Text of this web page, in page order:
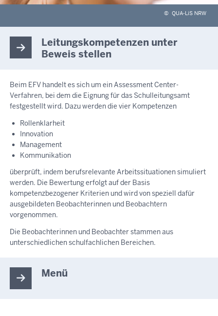
© QUA-LiS NRW
Leitungskompetenzen unter
Beweis stellen
Beim EFV handelt es sich um ein Assessment Center-
Verfahren, bei dem die Eignung für das Schulleitungsamt
festgestellt wird. Dazu werden die vier Kompetenzen
Rollenklarheit
Innovation
Management
Kommunikation
überprüft, indem berufsrelevante Arbeitssituationen simuliert
werden. Die Bewertung erfolgt auf der Basis
kompetenzbezogener Kriterien und wird von speziell dafür
ausgebildeten Beobachterinnen und Beobachtern
vorgenommen.
Die Beobachterinnen und Beobachter stammen aus
unterschiedlichen schulfachlichen Bereichen.
Menü